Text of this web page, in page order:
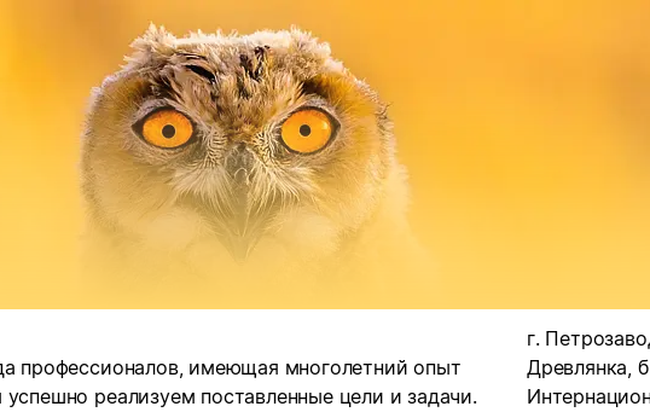
профессионалов, имеющая многолетний опыт
реализуем поставленные цели и задачи.
г.
Древлянка,